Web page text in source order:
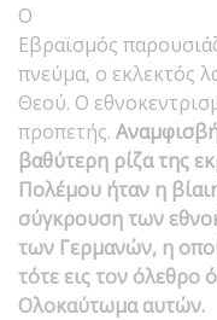
Ο
Εβραϊσμός
πνεύμα, ο εκλεκτός
Θεού. Ο
προπετής.
βαθύτερη ρίζα της
Πολέμου ήταν η
σύγκρουση των
των Γερμανών, η
τότε εις τον όλεθρο
Ολοκαύτωμα αυτών.